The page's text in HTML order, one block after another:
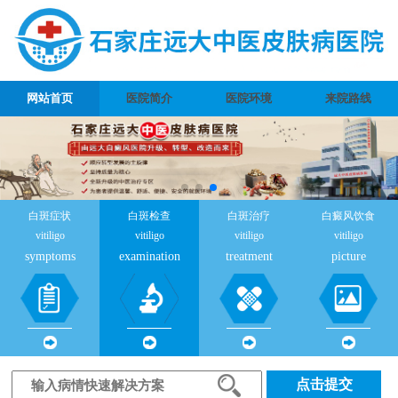
网站首页 医院简介 医院环境 来院路线
白斑症状
vitiligo
symptoms
白斑检查
vitiligo
examination
白斑治疗
vitiligo
treatment
白癜风饮食
vitiligo
picture
点击提交